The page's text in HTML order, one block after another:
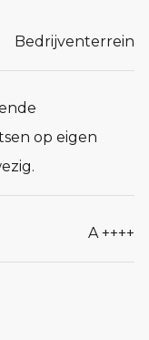
Bedrijventerrein
op eigen
A ++++